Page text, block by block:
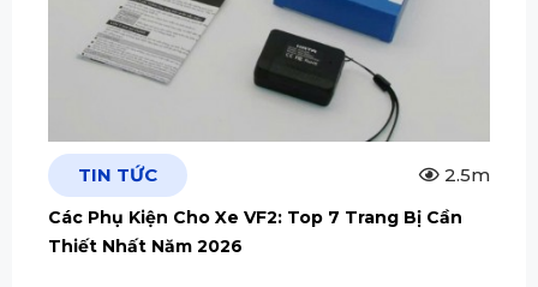
TIN TỨC 2.5m
Các Phụ Kiện Cho Xe VF2: Top 7 Trang Bị Cần
Thiết Nhất Năm 2026